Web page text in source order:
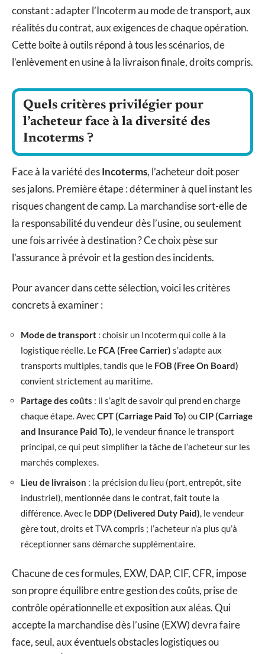
constant : adapter l’Incoterm au mode de transport, aux
réalités du contrat, aux exigences de chaque opération.
Cette boîte à outils répond à tous les scénarios, de
l’enlèvement en usine à la livraison finale, droits compris.
Quels critères privilégier pour
l’acheteur face à la diversité des
Incoterms ?
Face à la variété desIncoterms, l’acheteur doit poser
ses jalons. Première étape : déterminer à quel instant les
risques changent de camp. La marchandise sort-elle de
la responsabilité du vendeur dès l’usine, ou seulement
une fois arrivée à destination ? Ce choix pèse sur
l’assurance à prévoir et la gestion des incidents.
Pour avancer dans cette sélection, voici les critères
concrets à examiner :
Mode de transport : choisir un Incoterm qui colle à la
logistique réelle. Le FCA (Free Carrier) s’adapte aux
transports multiples, tandis que le FOB (Free On Board)
convient strictement au maritime.
Partage des coûts : il s’agit de savoir qui prend en charge
chaque étape. AvecCPT (Carriage Paid To) ouCIP (Carriage
and Insurance Paid To), le vendeur finance le transport
principal, ce qui peut simplifier la tâche de l’acheteur sur les
marchés complexes.
Lieu de livraison : la précision du lieu (port, entrepôt, site
industriel), mentionnée dans le contrat, fait toute la
différence. Avec le DDP (Delivered Duty Paid), le vendeur
gère tout, droits et TVA compris ; l’acheteur n’a plus qu’à
réceptionner sans démarche supplémentaire.
Chacune de ces formules, EXW, DAP, CIF, CFR, impose
son propre équilibre entre gestion des coûts, prise de
contrôle opérationnelle et exposition aux aléas. Qui
accepte la marchandise dès l’usine (EXW) devra faire
face, seul, aux éventuels obstacles logistiques ou